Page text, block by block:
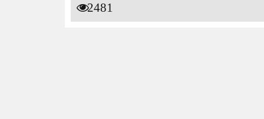
2481